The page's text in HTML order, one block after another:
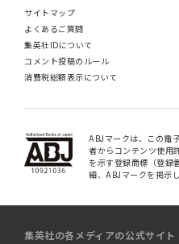
サイトマップ
よくあるご質問
集英社IDについて
コメント投稿のルール
消費税総額表示について
ABJマークは、この電
者からコンテンツ使用
を示す登録商標（登録
細、ABJマークを掲示
集英社の各メディアの公式サイト